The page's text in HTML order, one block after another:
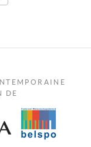
DE